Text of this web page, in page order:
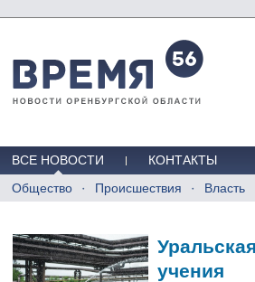
ВСЕ НОВОСТИ
КОНТАКТЫ
Общество
Происшествия Власть
учения